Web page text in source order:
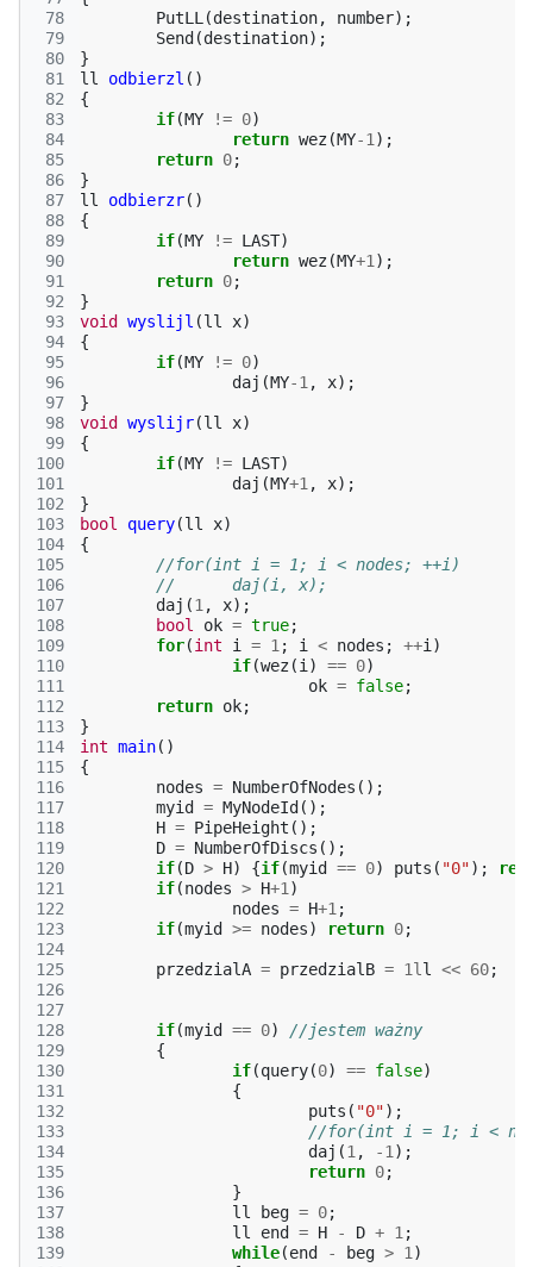
78
79
80
81
82
83
84
85
86
87
88
89
90
91
92
93
94
95
96
97
98
99
100
101
102
103
104
105
106
107
108
109
110
111
112
113
114
115
116
117
118
119
120
121
122
123
124
125
126
127
128
129
130
131
132
133
134
135
136
137
138
139
PutLL (destination, number);
Send (destination);
}
ll
odbierzl ()
{
if(MY != 0)
return wez(MY-1 );
return 0;
}
ll
odbierzr()
{
if(MY != LAST)
return wez(MY+1 );
return 0;
}
void
wyslijl (ll x)
{
if(MY != 0)
daj (MY-1 , x);
}
void
wyslijr(ll x)
{
if(MY != LAST)
daj (MY+1 , x);
}
bool
query(ll x)
{
//for(int i = 1; i < nodes; ++i)
//	daj(i, x);
daj (1 , x);
bool
ok = true;
for(int i = 1 ; i < nodes ; ++i )
if(wez(i ) == 0)
ok = false;
return ok;
}
int main()
{
nodes = NumberOfNodes ();
myid
= MyNodeId ();
H = PipeHeight ();
D = NumberOfDiscs ();
if(D > H) {if(myid == 0) puts ( "0");
if(nodes > H+1 )
nodes = H+1 ;
if(myid >= nodes) return 0;
przedzialA = przedzialB = 1l l << 60;
if(myid == 0)
//jestem ważny
{
if(query(0) == false)
{
puts ( "0");
//for(int i = 1; i <
daj (1 , -1 );
return 0;
}
ll
beg = 0;
ll
end = H - D + 1 ;
while(end - beg > 1 )